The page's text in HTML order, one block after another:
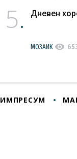
5 Дневен
МОЗАИК visibility
ИМПРЕСУМ